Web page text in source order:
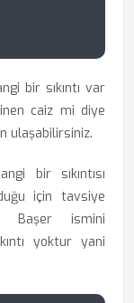
bir sıkıntı var
caiz mi diye
ulaşabilirsiniz.
bir sıkıntısı
için tavsiye
Başer ismini
yoktur yani